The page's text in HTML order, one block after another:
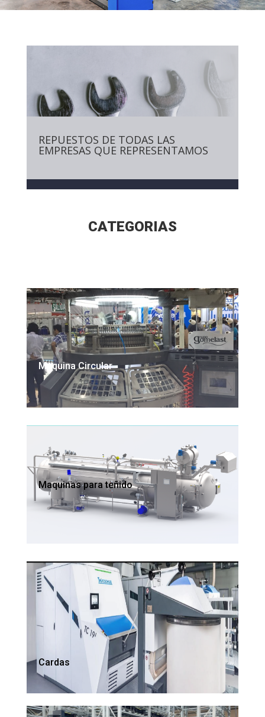
REPUESTOS DE TODAS LAS
EMPRESAS QUE REPRESENTAMOS
CATEGORIAS
Maquina Circular
Maquinas para teñido
Cardas